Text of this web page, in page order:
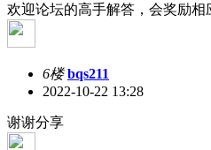
欢迎论坛的高手解答，会奖励相
6楼 bqs211
2022-10-22 13:28
谢谢分享